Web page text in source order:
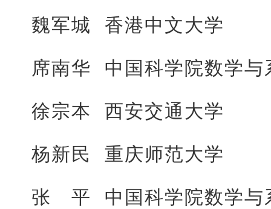
魏军城 香港中文大学
席南华 中国科学院数学与
徐宗本 西安交通大学
杨新民 重庆师范大学
张 平 中国科学院数学与